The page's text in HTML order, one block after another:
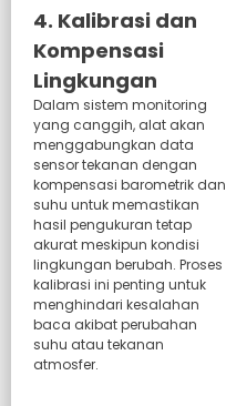
4. Kalibrasi dan
Kompensasi
Lingkungan
Dalam sistem monitoring
yang canggih, alat akan
menggabungkan data
sensor tekanan dengan
kompensasi barometrik dan
suhu untuk memastikan
hasil pengukuran tetap
akurat meskipun kondisi
lingkungan berubah. Proses
kalibrasi ini penting untuk
menghindari kesalahan
baca akibat perubahan
suhu atau tekanan
atmosfer.